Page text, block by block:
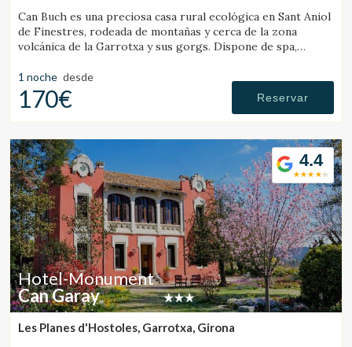
Can Buch es una preciosa casa rural ecológica en Sant Aniol
de Finestres, rodeada de montañas y cerca de la zona
volcánica de la Garrotxa y sus gorgs. Dispone de spa,
1 noche desde
170€ Reservar
4.4
Hotel-Monument
Can Garay
Les Planes d'Hostoles, Garrotxa, Girona